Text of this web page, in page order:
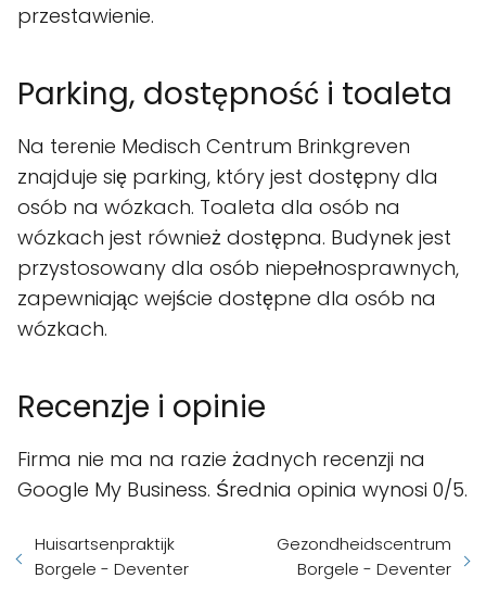
przestawienie.
Parking, dostępność i toaleta
Na terenie Medisch Centrum Brinkgreven
znajduje się parking, który jest dostępny dla
osób na wózkach. Toaleta dla osób na
wózkach jest również dostępna. Budynek jest
przystosowany dla osób niepełnosprawnych,
zapewniając wejście dostępne dla osób na
wózkach.
Recenzje i opinie
Firma nie ma na razie żadnych recenzji na
Google My Business. Średnia opinia wynosi 0/5.
Huisartsenpraktijk
Borgele - Deventer
Gezondheidscentrum
Borgele - Deventer